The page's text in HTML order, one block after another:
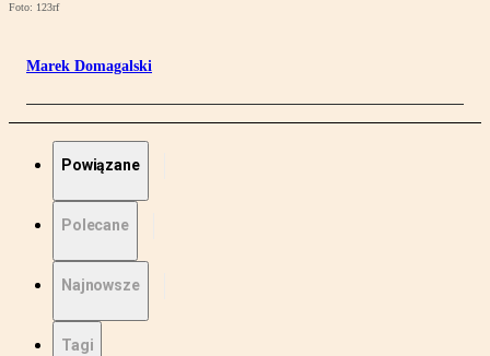
Foto: 123rf
Marek Domagalski
Powiązane
Polecane
Najnowsze
Tagi